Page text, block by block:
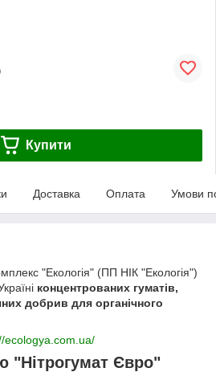
Купити
Доставка Оплата Умови
"Екологія" (ПП НІК "Екологія")
концентрованих гуматів,
добрив для органічного
ecologya.com.ua/
"Нітрогумат Євро"